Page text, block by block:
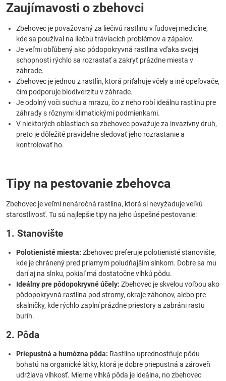
Zaujímavosti o zbehovci
Zbehovec je považovaný za liečivú rastlinu v ľudovej medicíne,
kde sa používal na liečbu tráviacich problémov a zápalov.
Je veľmi obľúbený ako pôdopokryvná rastlina vďaka svojej
schopnosti rýchlo sa rozrastať a zakryť prázdne miesta v
záhrade.
Zbehovec je jednou z rastlín, ktorá priťahuje včely a iné opeľovače,
čím podporuje biodiverzitu v záhrade.
Je odolný voči suchu a mrazu, čo z neho robí ideálnu rastlinu pre
záhrady s rôznymi klimatickými podmienkami.
V niektorých oblastiach sa zbehovec považuje za invazívny druh,
preto je dôležité pravidelne sledovať jeho rozrastanie a
kontrolovať ho.
Tipy na pestovanie zbehovca
Zbehovec je veľmi nenáročná rastlina, ktorá si nevyžaduje veľkú
starostlivosť. Tu sú najlepšie tipy na jeho úspešné pestovanie:
1. Stanovište
Polotienisté miesta: Zbehovec preferuje polotienisté stanovište,
kde je chránený pred priamym poludňajším slnkom. Dobre sa mu
darí aj na slnku, pokiaľ má dostatočne vlhkú pôdu.
Ideálny pre pôdopokryvné účely: Zbehovec je skvelou voľbou ako
pôdopokryvná rastlina pod stromy, okraje záhonov, alebo pre
skalničky, kde rýchlo zaplní prázdne priestory a zabráni rastu
burín.
2. Pôda
Priepustná a humózna pôda: Rastlina uprednostňuje pôdu
bohatú na organické látky, ktorá je dobre priepustná a zároveň
udržiava vlhkosť. Mierne vlhká pôda je ideálna, no zbehovec